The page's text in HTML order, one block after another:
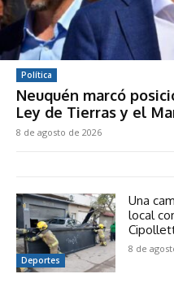
Política
Neuquén marcó
Ley de Tierras y el
8 de agosto de 2026
Deportes
Una
local
8 de